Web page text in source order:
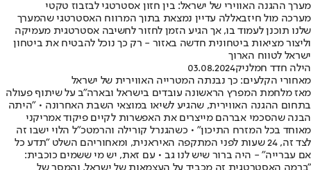
מערך ההגנה האווירי של ישראל: בין חזון אסטרטגי לבזבוז טקטי
מערכה מול חיזבאללה עדיין נמצאת בתוך המרווח האסטרטגי שהמערך
שלנו תוכנן לעמוד בו, אך הגיע הזמן לחזור לחשיבה אסטרטגית מעמיקה
וליצור מציאות ביטחונית חדשה באזור - רק כך נוכל להבטיח את ביטחון
ישראל לטווח הארוך
הילה חדד חמלניק03.08.2024
מאחורי הקלעים: כך נבנתה המטרייה האווירית של ישראל
מאז מלחמת המפרץ הראשונה עובדים בישראל ובארה"ב על שיתוף פעולה
בתחום ההגנה האווירית, שהגיע לשיאו במוצאי השבת האחרונה • "היתה
הבנה שהסכמי אברהם מייצרים את האפשרות לקיים פיקוד אמריקני
מאוחד בכל המזרח התיכון" • כשהגנרל קורילה והרמטכ"ל הלוי ישבו זה
לצד זה, 24 שעות לפני המתקפה האיראנית, ומאחוריהם השלט "תדע כל
אם עברייה" - היה ברור שיש לנו גב • עם זאת, יש מי ששמים כוכבית: